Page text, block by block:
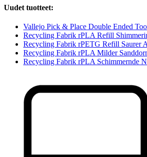
Uudet tuotteet:
Vallejo Pick & Place Double Ended
Recycling Fabrik rPLA Refill
Recycling Fabrik rPETG Refill Saurer
Recycling Fabrik rPLA Milder
Recycling Fabrik rPLA Schimmernde